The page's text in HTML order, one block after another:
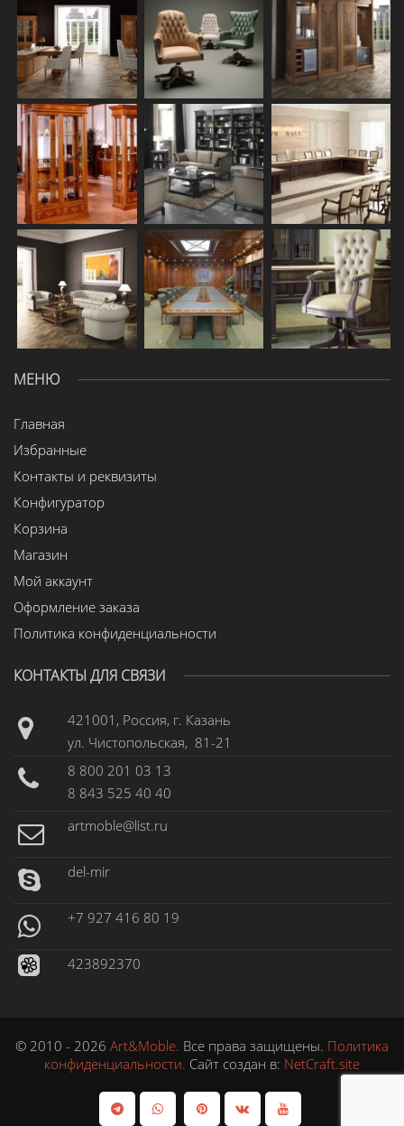
МЕНЮ
Главная
Избранные
Контакты и реквизиты
Конфигуратор
Корзина
Магазин
Мой аккаунт
Оформление заказа
Политика конфиденциальности
КОНТАКТЫ ДЛЯ СВЯЗИ
421001, Россия, г. Казань
ул. Чистопольская, 81-21
8 800 201 03 13
8 843 525 40 40
artmoble@list.ru
del-mir
+7 927 416 80 19
423892370
© 2010 - 2026 Art&Moble. Все права защищены. Политика
конфиденциальности. Сайт создан в: NetCraft.site